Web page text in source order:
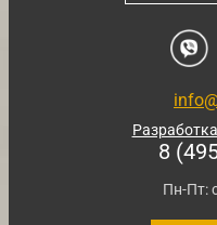
8
Пн-Пт: